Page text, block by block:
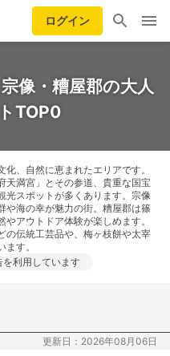
ログイン
像・糟屋郡の大人
TOP0
、自然に恵まれたエリアです。
天満宮」とその参道、貴重な国宝
光スポットが多くあります。宗像
や海の幸が魅力の街。糟屋郡は篠
アウトドア体験が楽しめます。
の伝統工芸品や、梅ヶ枝餅や太宰
す。
利用しています
更新日：2026年08月06日